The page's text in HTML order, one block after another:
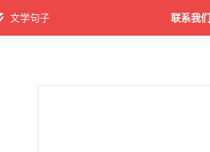
文学句子 联系我们